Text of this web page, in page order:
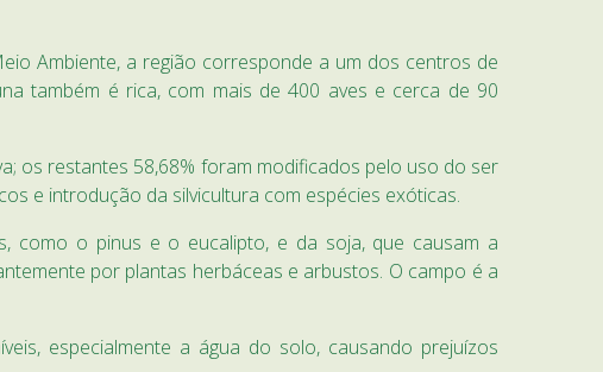
Ambiente, a região corresponde a um dos centros de
também é rica, com mais de 400 aves e cerca de 90
os restantes 58,68% foram modificados pelo uso do ser
e introdução da silvicultura com espécies exóticas.
como o pinus e o eucalipto, e da soja, que causam a
por plantas herbáceas e arbustos. O campo é a
especialmente a água do solo, causando prejuízos